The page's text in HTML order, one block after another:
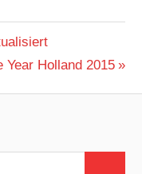
Year Holland 2015